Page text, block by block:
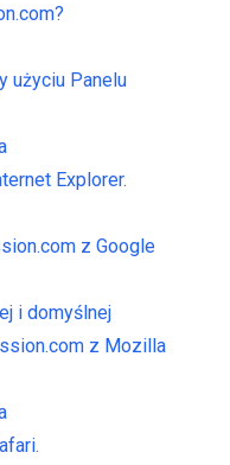
użyciu Panelu
Explorer.
z Google
i domyślnej
z Mozilla